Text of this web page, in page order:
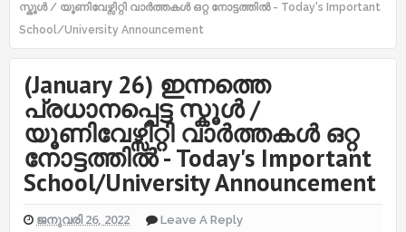
സ്കൂൾ / യൂണിവേഴ്സിറ്റി വാർത്തകൾ ഒറ്റ നോട്ടത്തിൽ - Today's Important
School/University Announcement
(January 26) ഇന്നത്തെ
പ്രധാനപ്പെട്ട സ്കൂൾ /
യൂണിവേഴ്സിറ്റി വാർത്തകൾ ഒറ്റ
നോട്ടത്തിൽ - Today's Important
School/University Announcement
ജനുവരി 26, 2022 Leave A Reply